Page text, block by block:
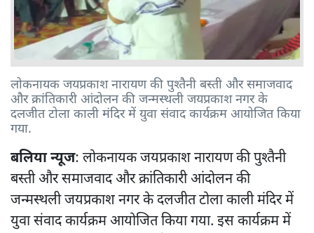
लोकनायक जयप्रकाश नारायण की पुश्तैनी बस्ती और समाजवाद
और क्रांतिकारी आंदोलन की जन्मस्थली जयप्रकाश नगर के
दलजीत टोला काली मंदिर में युवा संवाद कार्यक्रम आयोजित किया
गया.
बलिया न्यूज: लोकनायक जयप्रकाश नारायण की पुश्तैनी
बस्ती और समाजवाद और क्रांतिकारी आंदोलन की
जन्मस्थली जयप्रकाश नगर के दलजीत टोला काली मंदिर में
युवा संवाद कार्यक्रम आयोजित किया गया. इस कार्यक्रम में